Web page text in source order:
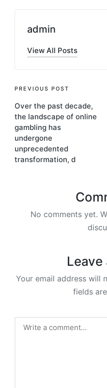
admin
View All Posts
PREVIOUS POST
Over the past decade,
the landscape of online
gambling has
undergone
unprecedented
transformation, d
No comments yet.
Leave
Your email address will
fields